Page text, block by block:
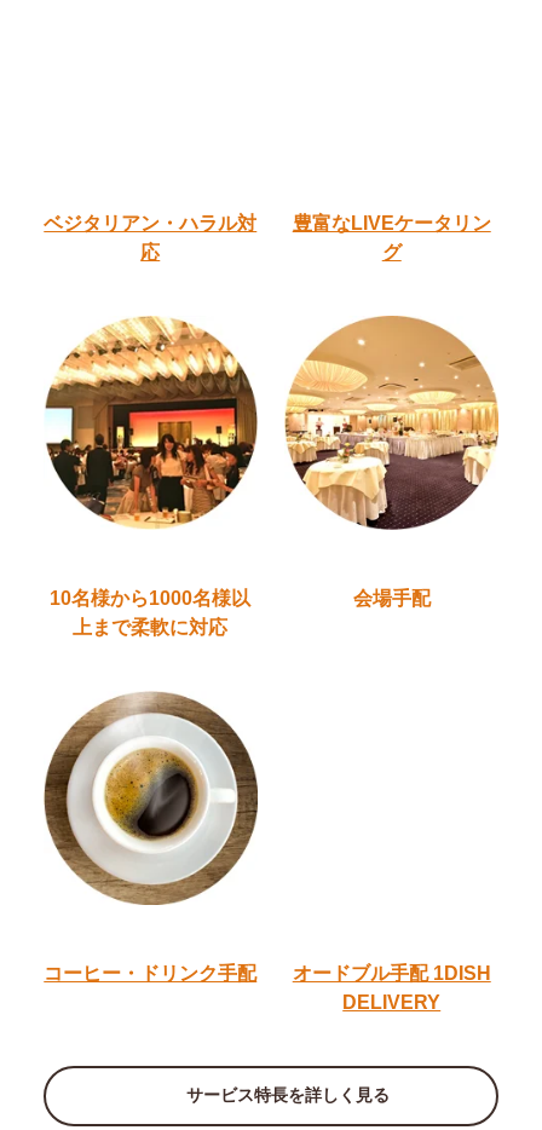
ベジタリアン・ハラル対
応
豊富なLIVEケータリン
グ
10名様から1000名様以
上 まで柔軟に対応
会場手配
コーヒー・ドリンク手配 オードブル手配1DISH
DELIVERY
サービス特長を詳しく見る